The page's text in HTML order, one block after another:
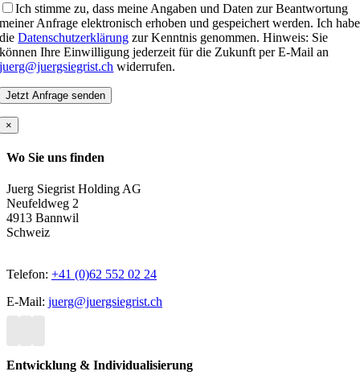
Ich stimme zu, dass meine Angaben und Daten zur Beantwortung
meiner Anfrage elektronisch erhoben und gespeichert werden. Ich habe
dieDatenschutzerklärung zur Kenntnis genommen. Hinweis: Sie
können Ihre Einwilligung jederzeit für die Zukunft per E-Mail an
juerg@juergsiegrist.ch widerrufen.
×
Wo Sie uns finden
Juerg Siegrist Holding AG
Neufeldweg 2
4913 Bannwil
Schweiz
Telefon: +41 (0)62 552 02 24
E-Mail: juerg@juergsiegrist.ch
Entwicklung & Individualisierung